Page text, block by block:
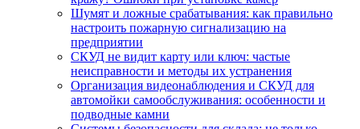
Шумят и ложные срабатывания: как правильно
настроить пожарную сигнализацию на
предприятии
СКУД не видит карту или ключ: частые
неисправности и методы их устранения
Организация видеонаблюдения и СКУД для
автомойки самообслуживания: особенности и
подводные камни